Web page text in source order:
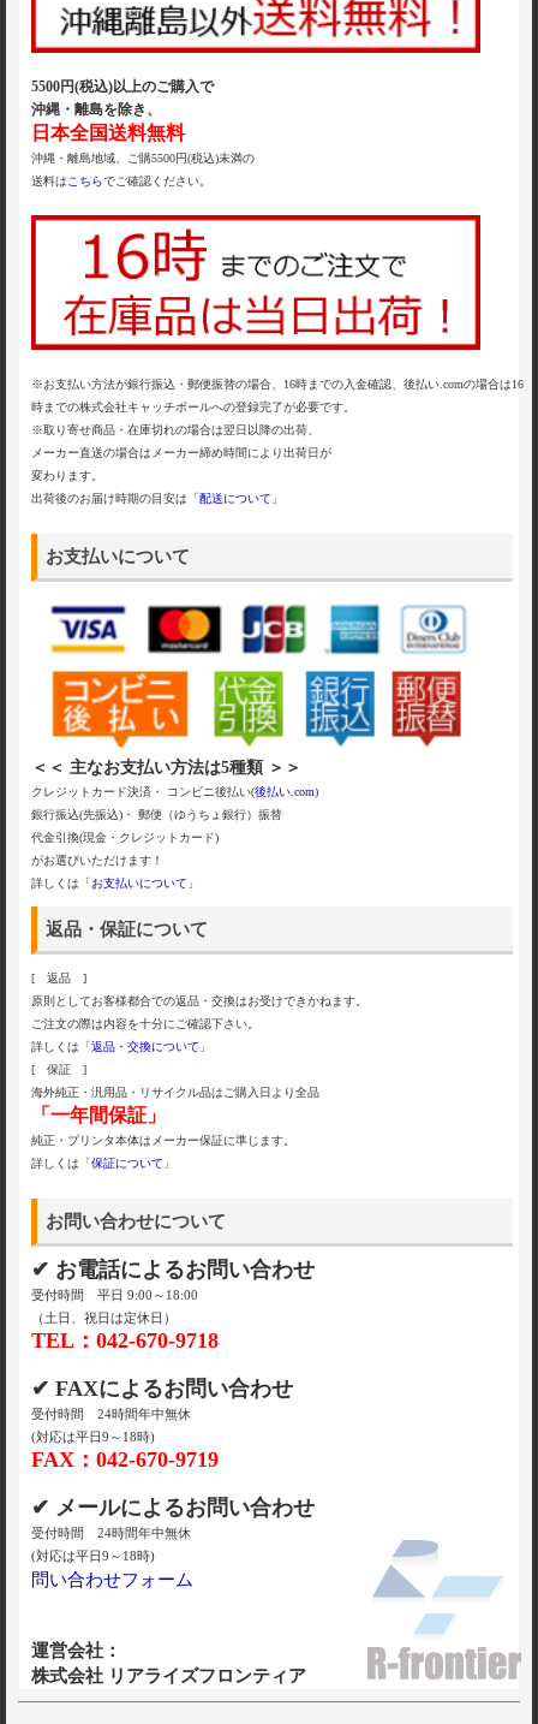
5500円(税込)以上のご購入で
沖縄・離島を除き、
日本全国送料無料
沖縄・離島地域、ご購5500円(税込)未満の
送料は こちらでご確認ください。
※お支払い方法が銀行振込・郵便振替の場合、16時までの入金確認、後払い.comの場合は16
時までの株式会社キャッチボールへの登録完了が必要です。
※取り寄せ商品・在庫切れの場合は翌日以降の出荷、
メーカー直送の場合はメーカー締め時間により出荷日が
変わります。
出荷後のお届け時期の目安は「 配送について 」
お支払いについて
＜＜ 主なお支払い方法は5種類 ＞＞
クレジットカード決済・ コンビニ後払い(後払い.com)
銀行振込(先振込)・ 郵便（ゆうちょ銀行）振替
代金引換(現金・クレジットカード)
がお選びいただけます！
詳しくは「お支払いについて 」
返品・保証について
[ 返品 ]
原則としてお客様都合での返品・交換はお受けできかねます。
ご注文の際は内容を十分にご確認下さい。
詳しくは「返品・交換について 」
[ 保証 ]
海外純正・汎用品・リサイクル品はご購入日より全品
「一年間保証」
純正・プリンタ本体はメーカー保証に準じます。
詳しくは「保証について 」
お問い合わせについて
✔ お電話によるお問い合わせ
受付時間 平日 9:00～18:00
（土日、祝日は定休日）
TEL：042-670-9718
✔ FAXによるお問い合わせ
受付時間 24時間年中無休
(対応は平日9～18時)
FAX：042-670-9719
✔ メールによるお問い合わせ
受付時間 24時間年中無休
(対応は平日9～18時)
問い合わせフォーム
運営会社：
株式会社 リアライズフロンティア